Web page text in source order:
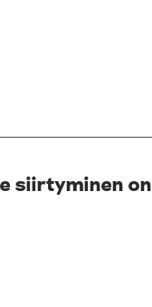
siirtyminen on